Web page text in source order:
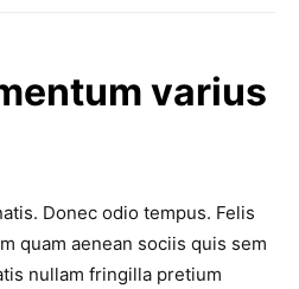
varius
Donec odio tempus. Felis
quam aenean sociis quis sem
nullam fringilla pretium